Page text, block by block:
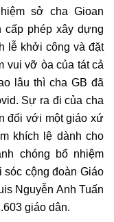
sở cha Gioan
cấp phép xây dựng
lễ khởi công và đặt
vui vỡ òa của tát cả
lâu thì cha GB đã
Sự ra đi của cha
đối với một giáo xứ
khích lệ dành cho
chóng bổ nhiệm
sóc cộng đoàn Giáo
Nguyễn Anh Tuấn
giáo dân.